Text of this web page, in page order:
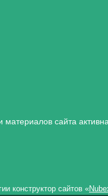
материалов сайта
конструктор сайтов «